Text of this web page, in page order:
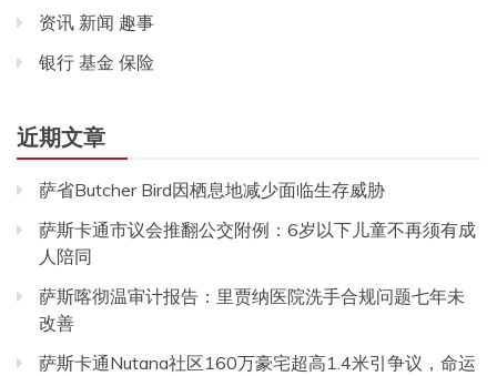
资讯 新闻 趣事
银行 基金 保险
近期文章
萨省Butcher Bird因栖息地减少面临生存威胁
萨斯卡通市议会推翻公交附例：6岁以下儿童不再须有成
人陪同
萨斯喀彻温审计报告：里贾纳医院洗手合规问题七年未
改善
萨斯卡通Nutana社区160万豪宅超高1.4米引争议，命运